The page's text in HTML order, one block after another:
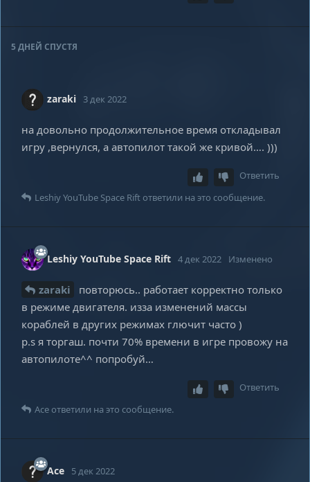
5 ДНЕЙ СПУСТЯ
zаraki 3 дек 2022
на довольно продолжительное время откладывал
игру ,вернулся, а автопилот такой же кривой…. )))
Ответить
Leshiy YouTube Space Rift ответили на это сообщение.
Leshiy YouTube Space Rift 4 дек 2022 Изменено
zаraki
повторюсь.. работает корректно только
в режиме двигателя. изза изменений массы
кораблей в других режимах глючит часто )
p.s я торгаш. почти 70% времени в игре провожу на
автопилоте^^ попробуй…
Ответить
Ace ответили на это сообщение.
Ace 5 дек 2022